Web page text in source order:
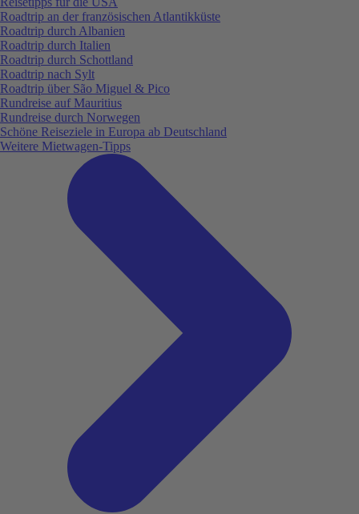
Roadtrip an der französischen Atlantikküste
Roadtrip durch Albanien
Roadtrip durch Italien
Roadtrip durch Schottland
Roadtrip nach Sylt
Roadtrip über São Miguel & Pico
Rundreise auf Mauritius
Rundreise durch Norwegen
Schöne Reiseziele in Europa ab Deutschland
Weitere Mietwagen-Tipps